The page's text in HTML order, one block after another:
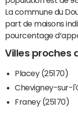
La commune du
part de maisons
pourcentage
Villes proches
Placey (25170)
Chevigney-sur-
Franey (25170)